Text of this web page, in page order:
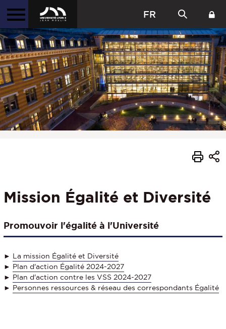
FR
Mission Égalité et Diversité
Promouvoir l'égalité à l'Université
► La mission Égalité et Diversité
► Plan d'action Égalité 2024-2027
► Plan d'action contre les VSS 2024-2027
► Personnes ressources & réseau des correspondants Égalité